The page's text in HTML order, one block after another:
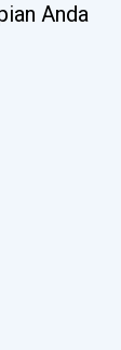
Anda